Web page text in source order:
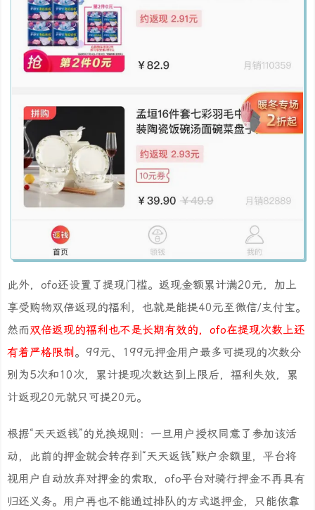
此外，ofo还设置了提现门槛。返现金额累计满20元，加上
享受购物双倍返现的福利，也就是能提40元至微信/支付宝。
然而双倍返现的福利也不是长期有效的，ofo在提现次数上还
有着严格限制 。99元、199元押金用户最多可提现的次数分
别为5次和10次，累计提现次数达到上限后，福利失效，累
计返现20元就只可提20元。
根据“天天返钱”的兑换规则：一旦用户授权同意了参加该活
动，此前的押金就会转存到“天天返钱”账户余额里，平台将
视用户自动放弃对押金的索取，ofo平台对骑行押金不再具有
归还义务。用户再也不能通过排队的方式退押金，只能依靠